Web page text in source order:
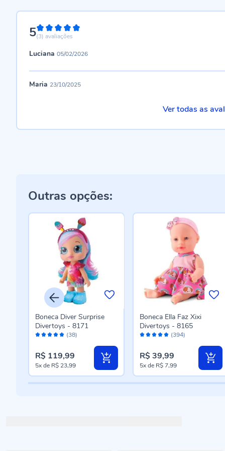
5100%
(3) avaliações
Luciana 05/02/2026
Maria 23/10/2025
Ver todas as
Outras opções:
Avaliação: (38)
Boneca Diver Surprise
Divertoys - 8171
R$ 119,99
5xde R$ 23,99
Avaliação: (394)
Boneca Ella Faz Xixi
Divertoys - 8165
R$ 39,99
5xde R$ 7,99